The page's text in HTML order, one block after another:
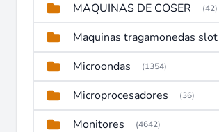
MAQUINAS DE COSER (42)
Maquinas tragamonedas slot
Microondas (1354)
Microprocesadores (36)
Monitores (4642)